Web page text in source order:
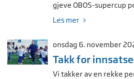
gjeve OBOS-supercup
Les mer
onsdag 6. november
Takk for
Vi takker av en rekke